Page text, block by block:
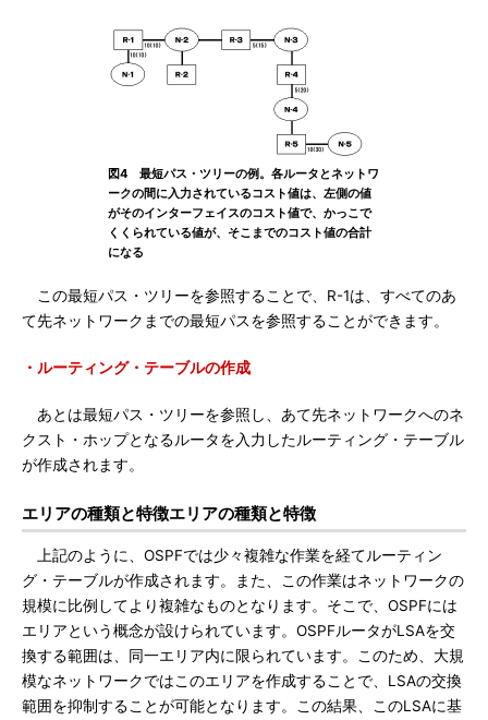
図4 最短パス・ツリーの例。各ルータとネットワ
ークの間に入力されているコスト値は、左側の値
がそのインターフェイスのコスト値で、かっこで
くくられている値が、そこまでのコスト値の合計
になる
この最短パス・ツリーを参照することで、R-1は、すべてのあ
て先ネットワークまでの最短パスを参照することができます。
・ルーティング・テーブルの作成
あとは最短パス・ツリーを参照し、あて先ネットワークへのネ
クスト・ホップとなるルータを入力したルーティング・テーブル
が作成されます。
エリアの種類と特徴エリアの種類と特徴
上記のように、OSPFでは少々複雑な作業を経てルーティン
グ・テーブルが作成されます。また、この作業はネットワークの
規模に比例してより複雑なものとなります。そこで、OSPFには
エリアという概念が設けられています。OSPFルータがLSAを交
換する範囲は、同一エリア内に限られています。このため、大規
模なネットワークではこのエリアを作成することで、LSAの交換
範囲を抑制することが可能となります。この結果、このLSAに基